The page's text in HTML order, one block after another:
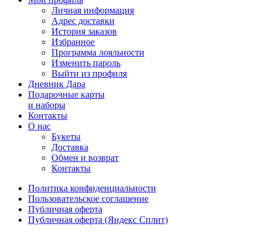
Личная информация
Адрес доставки
История заказов
Избранное
Программа лояльности
Изменить пароль
Выйти из профиля
Дневник Дара
Подарочные карты
и наборы
Контакты
О нас
Букеты
Доставка
Обмен и возврат
Контакты
Политика конфиденциальности
Пользовательское соглашение
Публичная оферта
Публичная оферта (Яндекс Сплит)